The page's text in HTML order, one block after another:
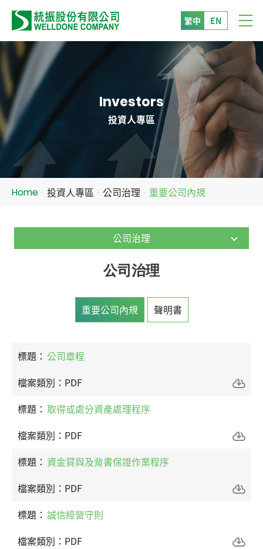
繁中 EN
Investors
投資人專區
Home 投資人專區 公司治理 重要公司內規
公司治理
公司治理
重要公司內規 聲明書
公司章程
PDF
取得或處分資產處理程序
PDF
資金貸與及背書保證作業程序
PDF
誠信經營守則
PDF